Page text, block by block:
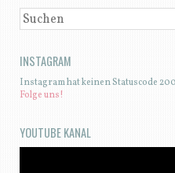
SUCHEN
INSTAGRAM
Instagram hat keinen Statuscode
Folge uns!
YOUTUBE KANAL